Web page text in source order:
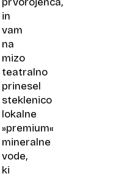
in
vam
na
mizo
teatralno
prinesel
steklenico
lokalne
»premium«
mineralne
vode,
ki